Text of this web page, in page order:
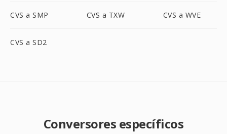
CVS a SMP CVS a TXW CVS a WVE
CVS a SD2
Conversores específicos